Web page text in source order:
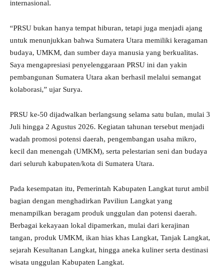
internasional.
“PRSU bukan hanya tempat hiburan, tetapi juga menjadi ajang
untuk menunjukkan bahwa Sumatera Utara memiliki keragaman
budaya, UMKM, dan sumber daya manusia yang berkualitas.
Saya mengapresiasi penyelenggaraan PRSU ini dan yakin
pembangunan Sumatera Utara akan berhasil melalui semangat
kolaborasi,” ujar Surya.
PRSU ke-50 dijadwalkan berlangsung selama satu bulan, mulai 3
Juli hingga 2 Agustus 2026. Kegiatan tahunan tersebut menjadi
wadah promosi potensi daerah, pengembangan usaha mikro,
kecil dan menengah (UMKM), serta pelestarian seni dan budaya
dari seluruh kabupaten/kota di Sumatera Utara.
Pada kesempatan itu, Pemerintah Kabupaten Langkat turut ambil
bagian dengan menghadirkan Paviliun Langkat yang
menampilkan beragam produk unggulan dan potensi daerah.
Berbagai kekayaan lokal dipamerkan, mulai dari kerajinan
tangan, produk UMKM, ikan hias khas Langkat, Tanjak Langkat,
sejarah Kesultanan Langkat, hingga aneka kuliner serta destinasi
wisata unggulan Kabupaten Langkat.